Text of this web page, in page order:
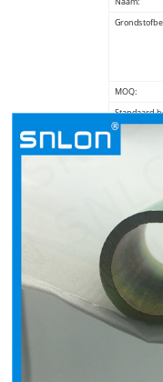
MOQ:
Standaard
Oppervlakte :